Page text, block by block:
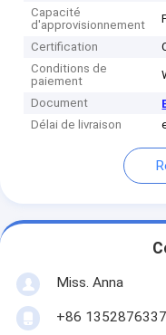
Capacité
d'approvisionnement
Certification
Conditions de
paiement
Document
Délai de livraison
Miss. Anna
+86